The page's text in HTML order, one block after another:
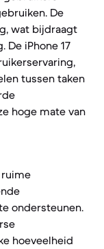
De
wat bijdraagt
De iPhone 17
tussen taken
hoge mate van
ruime
ondersteunen.
hoeveelheid